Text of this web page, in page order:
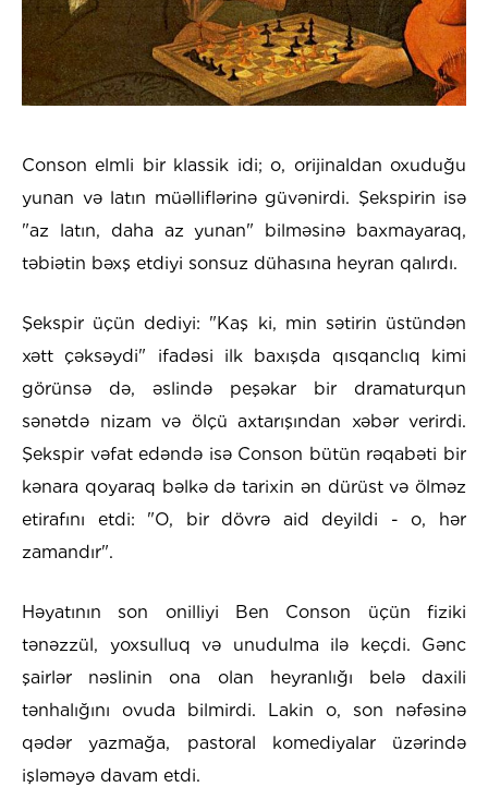
Conson elmli bir klassik idi; o, orijinaldan oxuduğu
yunan və latın müəlliflərinə güvənirdi. Şekspirin isə
"az latın, daha az yunan" bilməsinə baxmayaraq,
təbiətin bəxş etdiyi sonsuz dühasına heyran qalırdı.
Şekspir üçün dediyi: "Kaş ki, min sətirin üstündən
xətt çəksəydi" ifadəsi ilk baxışda qısqanclıq kimi
görünsə də, əslində peşəkar bir dramaturqun
sənətdə nizam və ölçü axtarışından xəbər verirdi.
Şekspir vəfat edəndə isə Conson bütün rəqabəti bir
kənara qoyaraq bəlkə də tarixin ən dürüst və ölməz
etirafını etdi: "O, bir dövrə aid deyildi - o, hər
zamandır".
Həyatının son onilliyi Ben Conson üçün fiziki
tənəzzül, yoxsulluq və unudulma ilə keçdi. Gənc
şairlər nəslinin ona olan heyranlığı belə daxili
tənhalığını ovuda bilmirdi. Lakin o, son nəfəsinə
qədər yazmağa, pastoral komediyalar üzərində
işləməyə davam etdi.